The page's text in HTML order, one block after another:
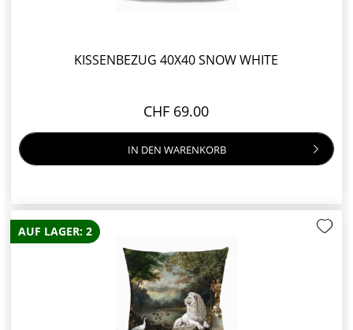
KISSENBEZUG 40X40 SNOW WHITE
CHF 69.00
IN DEN WARENKORB
AUF LAGER: 2